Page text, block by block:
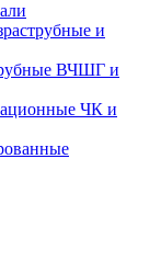
и
ВЧШГ и
ЧК и